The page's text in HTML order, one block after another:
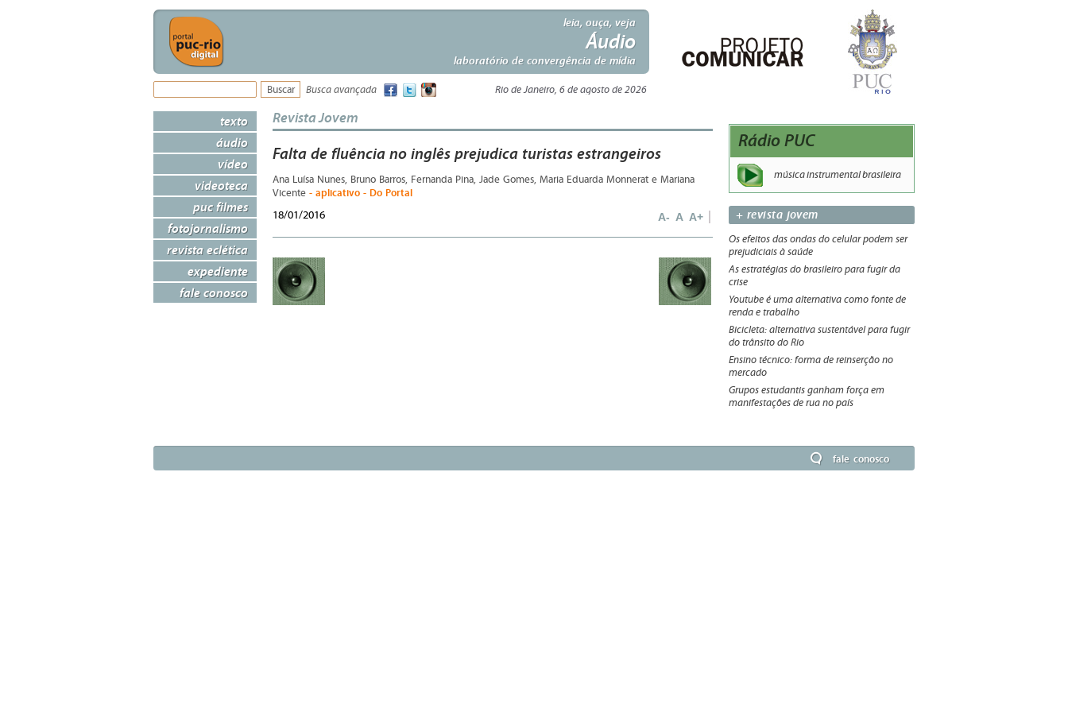
leia, ouça, veja
Áudio
laboratório de convergência de mídia
Busca avançada Rio de Janeiro, 6 de agosto de 2026
texto
áudio
vídeo
videoteca
puc filmes
fotojornalismo
revista eclética
expediente
fale conosco
Revista Jovem
Falta de fluência no inglês prejudica turistas estrangeiros
Ana Luísa Nunes, Bruno Barros, Fernanda Pina, Jade Gomes, Maria Eduarda Monnerat e Mariana
Vicente - aplicativo - Do Portal
18/01/2016 A- A A+
Rádio PUC
música instrumental brasileira
+ revista jovem
Os efeitos das ondas do celular podem ser
prejudiciais à saúde
As estratégias do brasileiro para fugir da
crise
Youtube é uma alternativa como fonte de
renda e trabalho
Bicicleta: alternativa sustentável para fugir
do trânsito do Rio
Ensino técnico: forma de reinserção no
mercado
Grupos estudantis ganham força em
manifestações de rua no país
fale conosco